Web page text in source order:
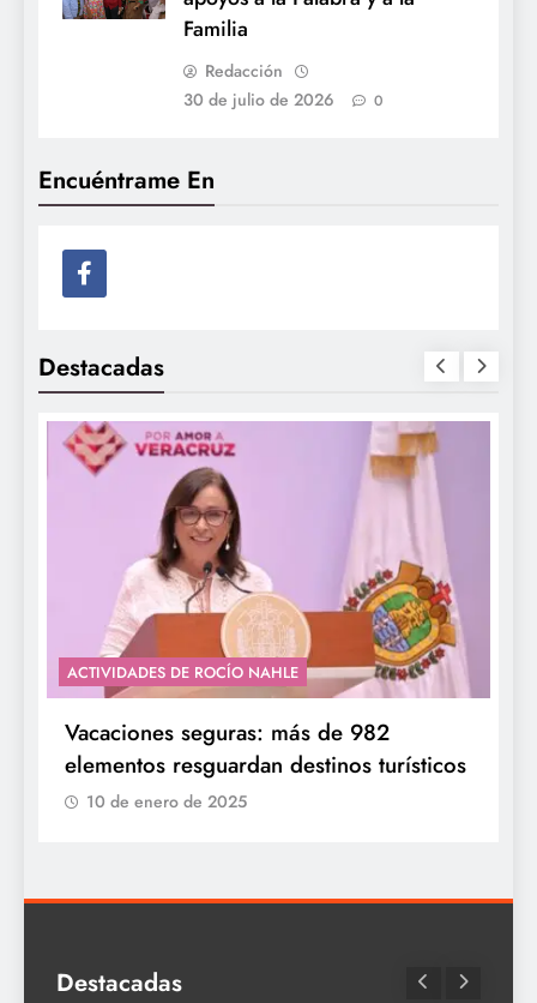
Encuéntrame En
Destacadas
ACTIVIDADES DE ROCÍO NAHLE
Vacaciones seguras: más de 982
elementos resguardan destinos turísticos
10 de enero de 2025
Familia
Redacción
30 de julio de 2026
0
Destacadas